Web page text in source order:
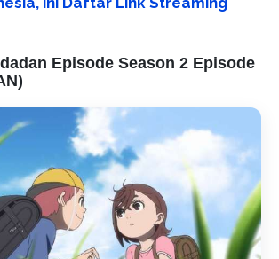
Episode Season 2 Episode